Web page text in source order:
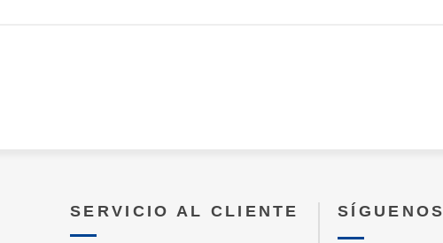
SERVICIO AL CLIENTE SÍGUENOS